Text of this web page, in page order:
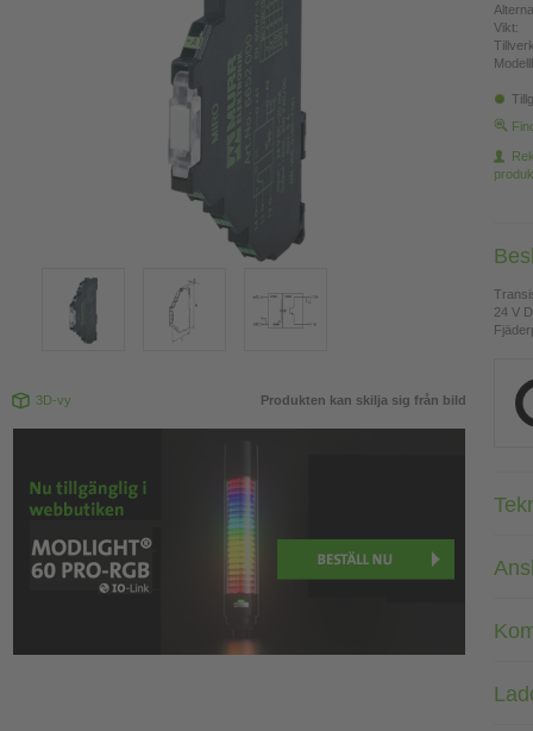
3D-vy Produkten kan skilja sig från bild
Vikt:
24 V